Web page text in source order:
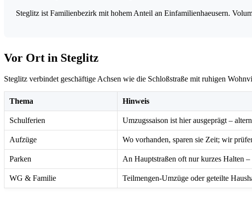
Steglitz ist Familienbezirk mit hohem Anteil an Einfamilienhaeusern.
Vor Ort in Steglitz
Steglitz verbindet geschäftige Achsen wie die Schloßstraße mit ruhigen
Thema Hinweis
Schulferien Umzugssaison ist hier ausgeprägt –
Aufzüge Wo vorhanden, sparen sie Zeit; wir
Parken An Hauptstraßen oft nur kurzes Halten
WG & Familie Teilmengen-Umzüge oder geteilte